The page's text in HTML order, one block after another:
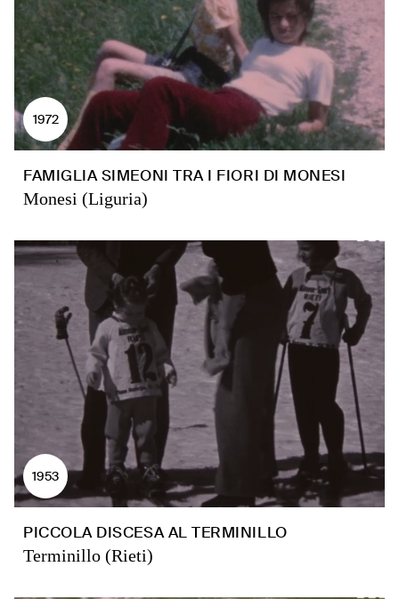
1972
FAMIGLIA SIMEONI TRA I FIORI DI MONESI
Monesi (Liguria)
1953
PICCOLA DISCESA AL TERMINILLO
Terminillo (Rieti)